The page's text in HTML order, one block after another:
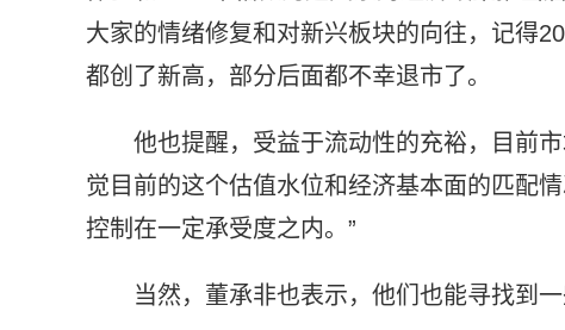
大家的情绪修复和对新兴板块的向往，记得
都创了新高，部分后面都不幸退市了。
他也提醒，受益于流动性的充裕，目前
觉目前的这个估值水位和经济基本面的匹配
控制在一定承受度之内。”
当然，董承非也表示，他们也能寻找到